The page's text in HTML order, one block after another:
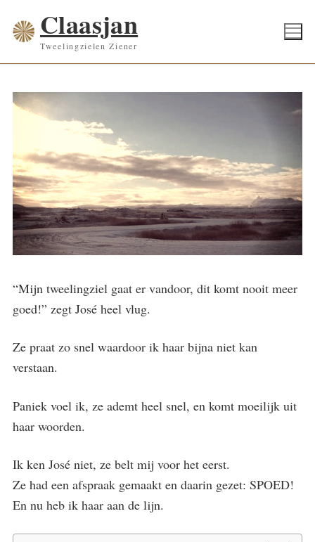
naar
Claasjan
Tweelingzielen Ziener
“Mijn tweelingziel gaat er vandoor, dit komt nooit meer
goed!” zegt José heel vlug.
Ze praat zo snel waardoor ik haar bijna niet kan
verstaan.
Paniek voel ik, ze ademt heel snel, en komt moeilijk uit
haar woorden.
Ik ken José niet, ze belt mij voor het eerst.
Ze had een afspraak gemaakt en daarin gezet: SPOED!
En nu heb ik haar aan de lijn.